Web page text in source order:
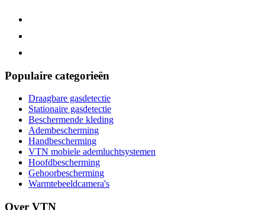
Populaire categorieën
Draagbare gasdetectie
Stationaire gasdetectie
Beschermende kleding
Adembescherming
Handbescherming
VTN mobiele ademluchtsystemen
Hoofdbescherming
Gehoorbescherming
Warmtebeeldcamera's
Over VTN